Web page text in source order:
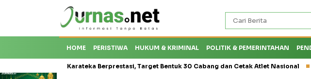
HOME PERISTIWA HUKUM & KRIMINAL POLITIK & PEMERINTAHAN
Karateka Berprestasi, Target Bentuk 30 Cabang dan Cetak Atlet Nasional Kapal